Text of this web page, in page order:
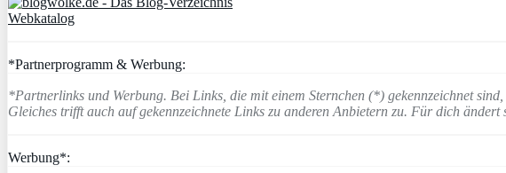
Webkatalog
*Partnerprogramm & Werbung:
*Partnerlinks und Werbung. Bei Links, die mit einem Sternchen (*) gekennzeichnet
Gleiches trifft auch auf gekennzeichnete Links zu anderen Anbietern zu. Für dich
Werbung*: